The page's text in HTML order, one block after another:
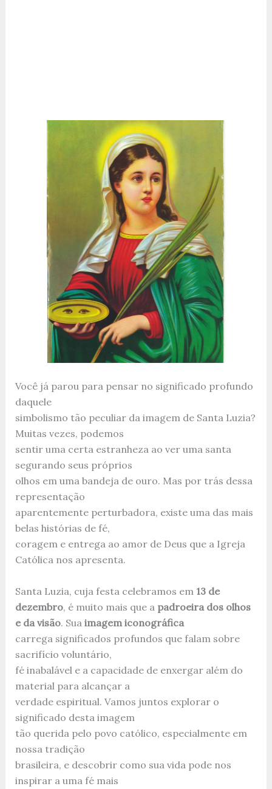
Você já parou para pensar no significado profundo
daquele
simbolismo tão peculiar da imagem de Santa Luzia?
Muitas vezes, podemos
sentir uma certa estranheza ao ver uma santa
segurando seus próprios
olhos em uma bandeja de ouro. Mas por trás dessa
representação
aparentemente perturbadora, existe uma das mais
belas histórias de fé,
coragem e entrega ao amor de Deus que a Igreja
Católica nos apresenta.
Santa Luzia, cuja festa celebramos em 13 de
dezembro, é muito mais que a padroeira dos olhos
e da visão. Sua imagem iconográfica
carrega significados profundos que falam sobre
sacrifício voluntário,
fé inabalável e a capacidade de enxergar além do
material para alcançar a
verdade espiritual. Vamos juntos explorar o
significado desta imagem
tão querida pelo povo católico, especialmente em
nossa tradição
brasileira, e descobrir como sua vida pode nos
inspirar a uma fé mais